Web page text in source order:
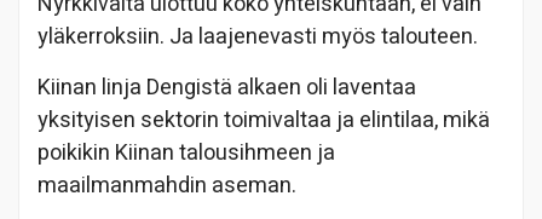
yläkerroksiin. Ja laajenevasti myös talouteen.
Kiinan linja Dengistä alkaen oli laventaa
yksityisen sektorin toimivaltaa ja elintilaa, mikä
poikikin Kiinan talousihmeen ja
maailmanmahdin aseman.